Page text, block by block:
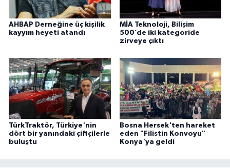
AHBAP Derneğine üç kişilik
kayyım heyeti atandı
MİA Teknoloji, Bilişim
500’de iki kategoride
zirveye çıktı
TürkTraktör, Türkiye'nin
dört bir yanındaki çiftçilerle
buluştu
Bosna Hersek'ten hareket
eden "Filistin Konvoyu"
Konya'ya geldi